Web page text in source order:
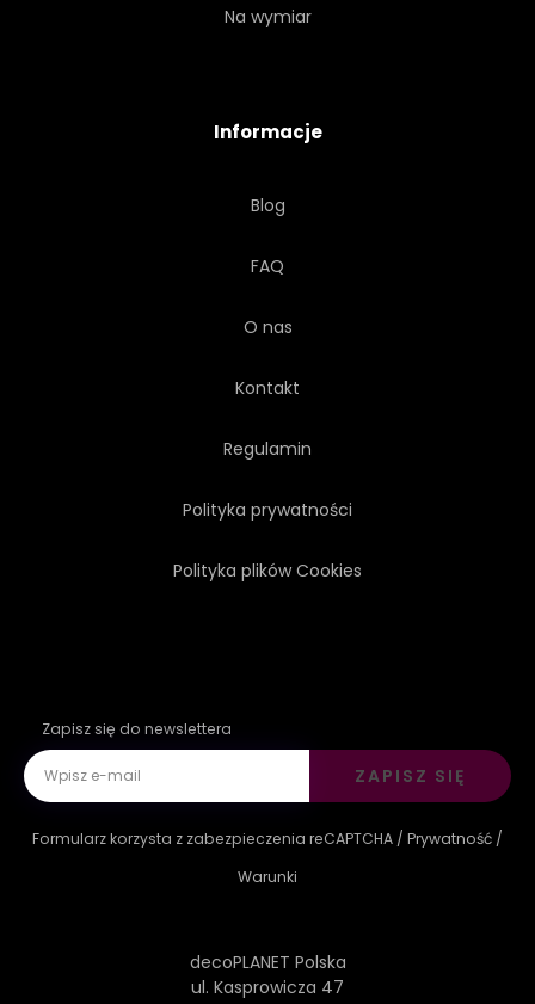
Na wymiar
Informacje
Blog
FAQ
O nas
Kontakt
Regulamin
Polityka prywatności
Polityka plików Cookies
Zapisz się do newslettera
ZAPISZ SIĘ
Formularz korzysta z zabezpieczenia reCAPTCHA / Prywatność /
Warunki
decoPLANET Polska
ul. Kasprowicza 47